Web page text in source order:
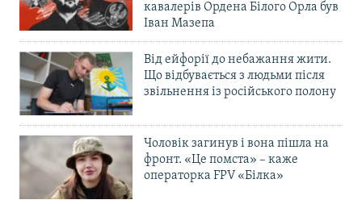
кавалерів Ордена Білого Орла був
Іван Мазепа
Від ейфорії до небажання жити.
Що відбувається з людьми після
звільнення із російського полону
Чоловік загинув і вона пішла на
фронт. «Це помста» – каже
операторка FPV «Білка»